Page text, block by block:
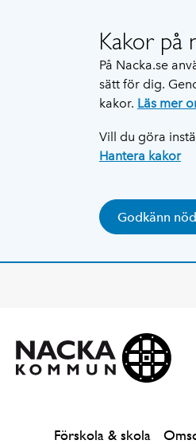
Kakor på
På Nacka.se
sätt för dig.
kakor. Läs mer
Vill du göra
Hantera kakor
Godkänn
Förskola & skola